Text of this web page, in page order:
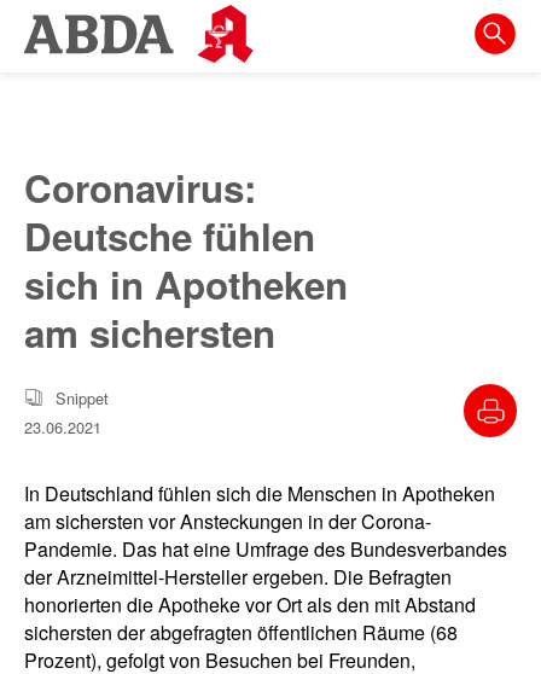
Springe
direkt
zur
Meta-
Navigation
Inhalt
zur
Suche
Coronavirus:
Deutsche fühlen
sich in Apotheken
am sichersten
Snippet
23.06.2021
In Deutschland fühlen sich die Menschen in Apotheken
am sichersten vor Ansteckungen in der Corona-
Pandemie. Das hat eine Umfrage des Bundesverbandes
der Arzneimittel-Hersteller ergeben. Die Befragten
honorierten die Apotheke vor Ort als den mit Abstand
sichersten der abgefragten öffentlichen Räume (68
Prozent), gefolgt von Besuchen bei Freunden,